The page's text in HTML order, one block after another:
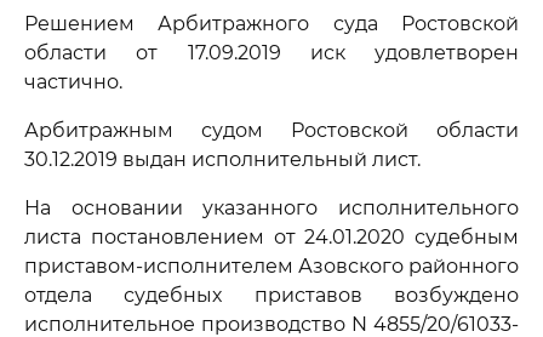
Решением Арбитражного суда Ростовской
области от 17.09.2019 иск удовлетворен
частично.
Арбитражным судом Ростовской области
30.12.2019 выдан исполнительный лист.
На основании указанного исполнительного
листа постановлением от 24.01.2020 судебным
приставом-исполнителем Азовского районного
отдела судебных приставов возбуждено
исполнительное производство N 4855/20/61033-